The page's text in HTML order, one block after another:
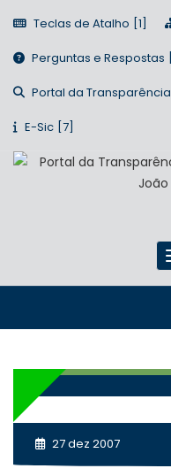
Teclas de Atalho
Perguntas e Respostas
Portal da Transparência
E-Sic
27 dez 2007